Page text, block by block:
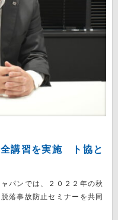
講習を実施 ト協と
パンでは、２０２２年の秋
落事故防止セミナーを共同